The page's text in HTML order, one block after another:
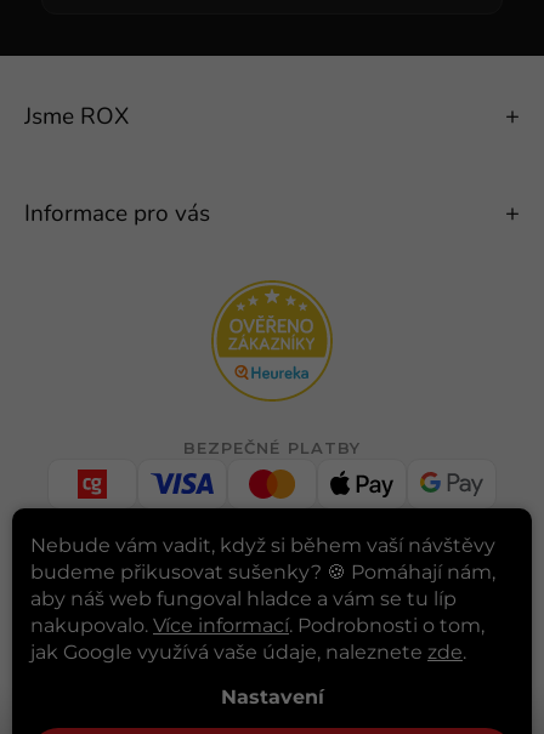
Nebude vám vadit, když si během vaší návštěvy
budeme přikusovat sušenky? 🍪 Pomáhají nám,
aby náš web fungoval hladce a vám se tu líp
nakupovalo. Více informací. Podrobnosti o tom,
jak Google využívá vaše údaje, naleznete zde.
Nastavení
Jsme ROX
Informace pro vás
BEZPEČNÉ PLATBY
RYCHLÉ DORUČENÍ
INSTAGRAM
Sledovat na Instagramu